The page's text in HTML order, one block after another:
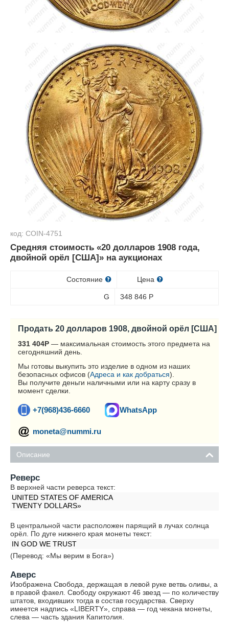
код: COIN-4751
Средняя стоимость «20 долларов 1908 года,
двойной орёл [США]» на аукционах
Состояние Цена
G 348 846 Р
Продать 20 долларов 1908, двойной орёл [США]
331 404Р — максимальная стоимость этого предмета на
сегодняшний день.
Мы готовы выкупить это изделие в одном из наших
безопасных офисов (Адреса и как добраться).
Вы получите деньги наличными или на карту сразу в
момент сделки.
+7(968)436-6660 WhatsApp
moneta@nummi.ru
Описание
Реверс
В верхней части реверса текст:
UNITED STATES OF AMERICA
TWENTY DОLLARS»
В центральной части расположен парящий в лучах солнца
орёл. По дуге нижнего края монеты текст:
IN GOD WE TRUST
(Перевод: «Мы верим в Бога»)
Аверс
Изображена Свобода, держащая в левой руке ветвь оливы, а
в правой факел. Свободу окружают 46 звезд — по количеству
штатов, входивших тогда в состав государства. Сверху
имеется надпись «LIBERTY», справа — год чекана монеты,
слева — часть здания Капитолия.